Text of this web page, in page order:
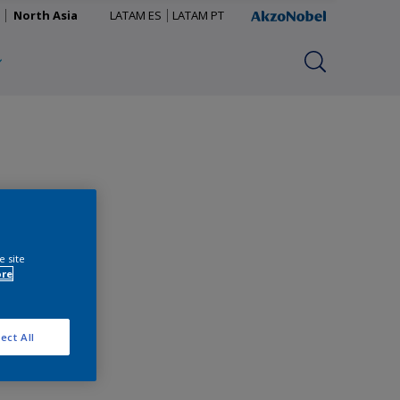
North Asia LATAM ES LATAM PT
site
All